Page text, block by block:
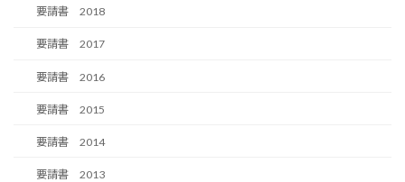
要請書 2018
要請書 2017
要請書 2016
要請書 2015
要請書 2014
要請書 2013